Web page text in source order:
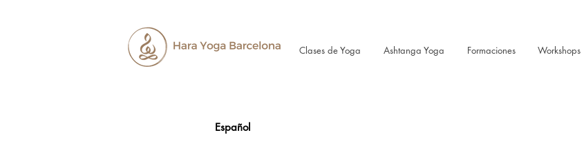
Clases de Yoga Ashtanga Yoga Formaciones Workshops
Español